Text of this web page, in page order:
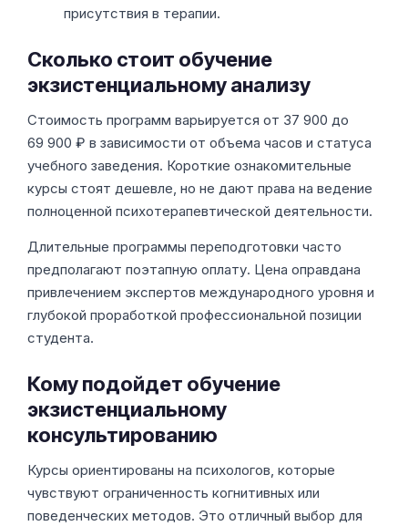
присутствия в терапии.
Сколько стоит обучение
экзистенциальному анализу
Стоимость программ варьируется от 37 900 до
69 900 ₽ в зависимости от объема часов и статуса
учебного заведения. Короткие ознакомительные
курсы стоят дешевле, но не дают права на ведение
полноценной психотерапевтической деятельности.
Длительные программы переподготовки часто
предполагают поэтапную оплату. Цена оправдана
привлечением экспертов международного уровня и
глубокой проработкой профессиональной позиции
студента.
Кому подойдет обучение
экзистенциальному
консультированию
Курсы ориентированы на психологов, которые
чувствуют ограниченность когнитивных или
поведенческих методов. Это отличный выбор для